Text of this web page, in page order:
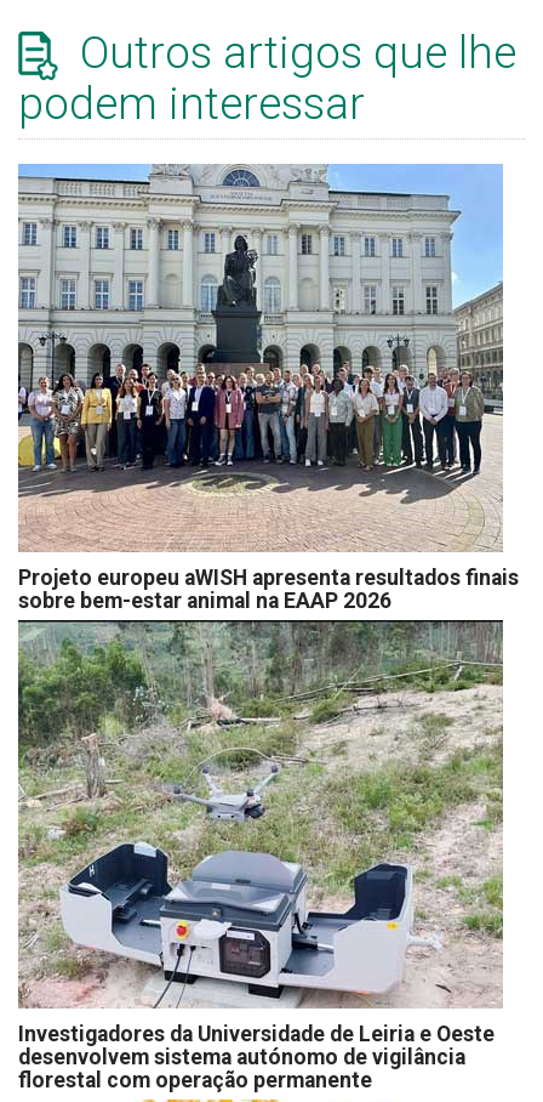
Outros artigos que lhe
podem interessar
Projeto europeu aWISH apresenta resultados finais
sobre bem-estar animal na EAAP 2026
Investigadores da Universidade de Leiria e Oeste
desenvolvem sistema autónomo de vigilância
florestal com operação permanente